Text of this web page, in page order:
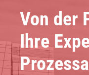
Von der
Ihre